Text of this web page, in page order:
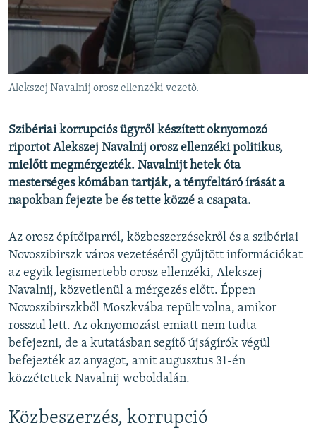
EURÓPAI UNIÓ
KLÍMAVÁLTOZÁS
A MÚLT TANULSÁGAI
KÖVESSEN MINKET!
Valamennyi RFE/RL weboldal
Alekszej Navalnij orosz ellenzéki vezető.
Szibériai korrupciós ügyről készített oknyomozó
riportot Alekszej Navalnij orosz ellenzéki politikus,
mielőtt megmérgezték. Navalnijt hetek óta
mesterséges kómában tartják, a tényfeltáró írását a
napokban fejezte be és tette közzé a csapata.
Az orosz építőiparról, közbeszerzésekről és a szibériai
Novoszibirszk város vezetéséről gyűjtött információkat
az egyik legismertebb orosz ellenzéki, Alekszej
Navalnij, közvetlenül a mérgezés előtt. Éppen
Novoszibirszkből Moszkvába repült volna, amikor
rosszul lett. Az oknyomozást emiatt nem tudta
befejezni, de a kutatásban segítő újságírók végül
befejezték az anyagot, amit augusztus 31-én
közzétettek Navalnij weboldalán.
Közbeszerzés, korrupció